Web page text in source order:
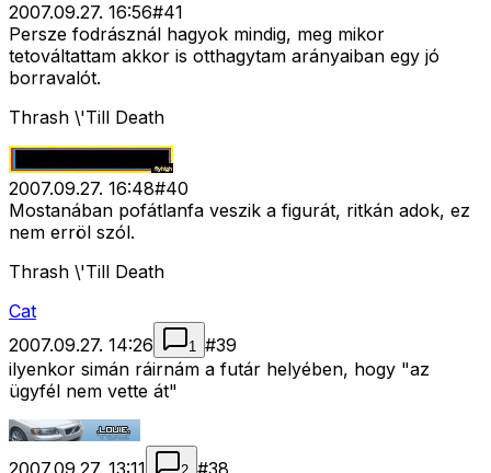
2007.09.27. 16:56#41
Persze fodrásznál hagyok mindig, meg mikor
tetováltattam akkor is otthagytam arányaiban egy jó
borravalót.
Thrash \'Till Death
2007.09.27. 16:48#40
Mostanában pofátlanfa veszik a figurát, ritkán adok, ez
nem erröl szól.
Thrash \'Till Death
Cat
2007.09.27. 14:26
1 #39
ilyenkor simán ráirnám a futár helyében, hogy "az
ügyfél nem vette át"